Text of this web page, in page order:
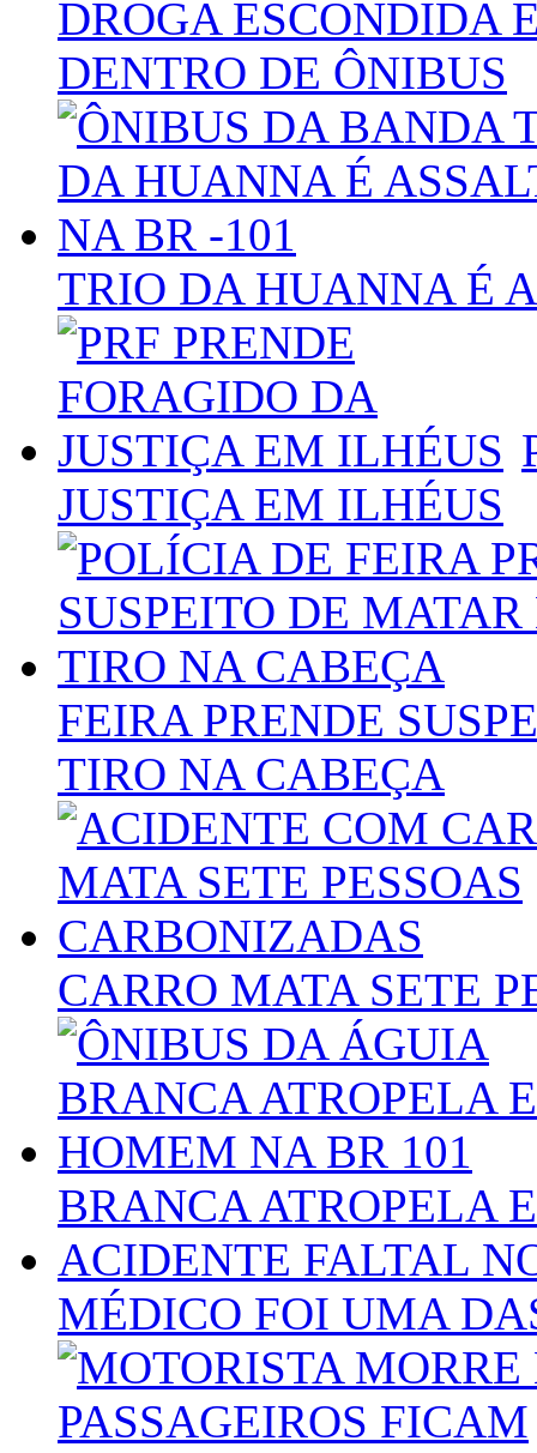
DROGA ESCONDIDA
DENTRO DE ÔNIBUS
TRIO DA HUANNA É
JUSTIÇA EM ILHÉUS
FEIRA PRENDE
TIRO NA CABEÇA
CARRO MATA SETE
BRANCA ATROPELA
ACIDENTE FALTAL
MÉDICO FOI UMA